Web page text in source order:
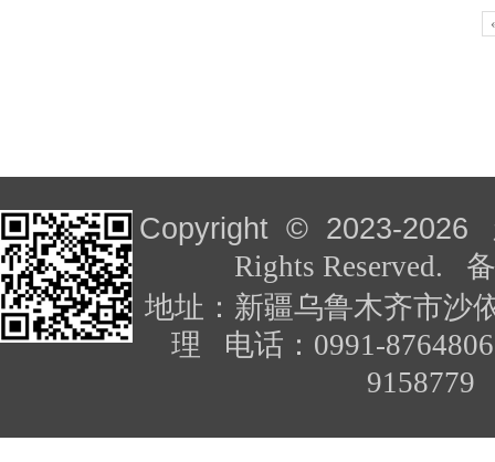
Copyright © 2023-2026
Rights Reserved.
地址：新疆乌鲁木齐市沙
理 电话：0991-